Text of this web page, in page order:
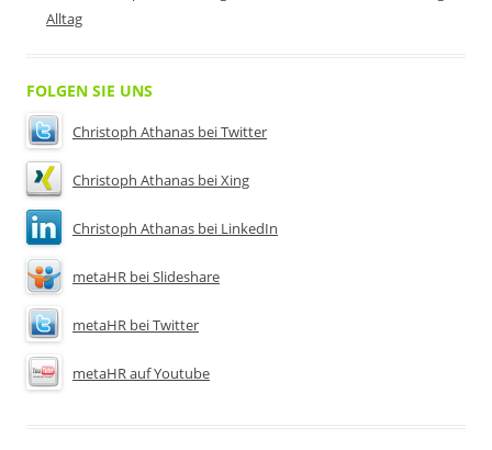
Alltag
FOLGEN SIE UNS
Christoph Athanas bei Twitter
Christoph Athanas bei Xing
Christoph Athanas bei LinkedIn
metaHR bei Slideshare
metaHR bei Twitter
metaHR auf Youtube